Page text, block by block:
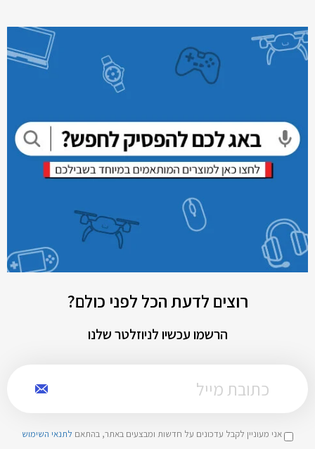
רוצים לדעת הכל לפני כולם?
הרשמו עכשיו לניוזלטר שלנו
אני מעוניין לקבל עדכונים על חדשות ומבצעים באתר, בהתאם לתנאי השימוש